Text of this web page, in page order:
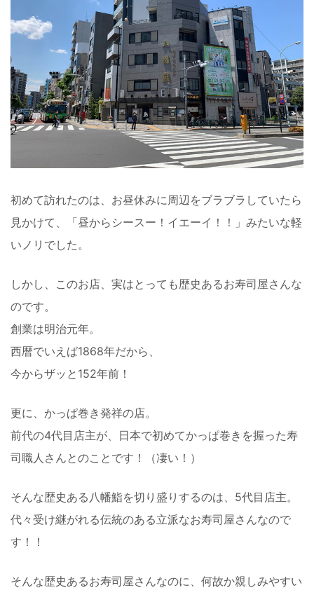
初めて訪れたのは、お昼休みに周辺をブラブラしていたら
見かけて、「昼からシースー！イエーイ！！」みたいな軽
いノリでした。
しかし、このお店、実はとっても歴史あるお寿司屋さんな
のです。
創業は明治元年。
西暦でいえば1868年だから、
今からザッと152年前！
更に、かっぱ巻き発祥の店。
前代の4代目店主が、日本で初めてかっぱ巻きを握った寿
司職人さんとのことです！（凄い！）
そんな歴史ある八幡鮨を切り盛りするのは、5代目店主。
代々受け継がれる伝統のある立派なお寿司屋さんなので
す！！
そんな歴史あるお寿司屋さんなのに、何故か親しみやすい